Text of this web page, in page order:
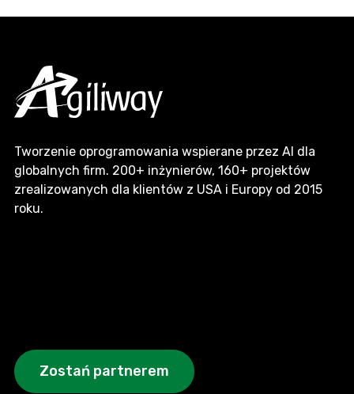
Tworzenie oprogramowania wspierane przez AI dla
globalnych firm. 200+ inżynierów, 160+ projektów
zrealizowanych dla klientów z USA i Europy od 2015
roku.
Zostań partnerem